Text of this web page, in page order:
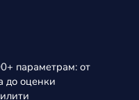
параметрам: от
до оценки